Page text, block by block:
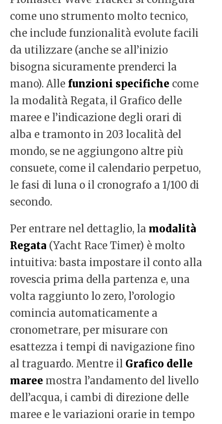
come uno strumento molto tecnico,
che include funzionalità evolute facili
da utilizzare (anche se all’inizio
bisogna sicuramente prenderci la
mano). Alle funzioni specifiche come
la modalità Regata, il Grafico delle
maree e l’indicazione degli orari di
alba e tramonto in 203 località del
mondo, se ne aggiungono altre più
consuete, come il calendario perpetuo,
le fasi di luna o il cronografo a 1/100 di
secondo.
Per entrare nel dettaglio, la modalità
Regata (Yacht Race Timer) è molto
intuitiva: basta impostare il conto alla
rovescia prima della partenza e, una
volta raggiunto lo zero, l’orologio
comincia automaticamente a
cronometrare, per misurare con
esattezza i tempi di navigazione fino
al traguardo. Mentre il Grafico delle
maree mostra l’andamento del livello
dell’acqua, i cambi di direzione delle
maree e le variazioni orarie in tempo